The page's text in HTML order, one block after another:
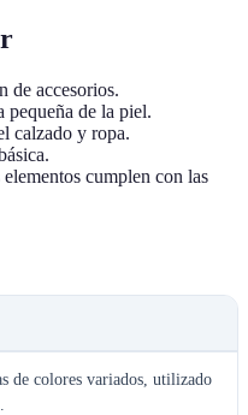
de accesorios.
pequeña de la piel.
calzado y ropa.
cumplen con las
de colores variados, utilizado